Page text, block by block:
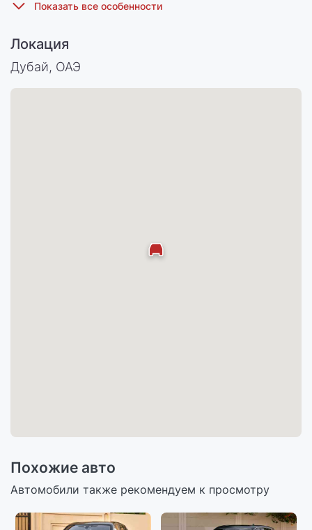
Локация
Дубай, ОАЭ
Похожие авто
Автомобили также рекомендуем к просмотру